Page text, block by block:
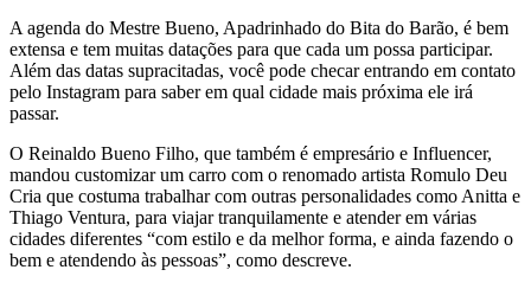
A agenda do Mestre Bueno, Apadrinhado do Bita do Barão, é bem
extensa e tem muitas datações para que cada um possa participar.
Além das datas supracitadas, você pode checar entrando em contato
pelo Instagram para saber em qual cidade mais próxima ele irá
passar.
O Reinaldo Bueno Filho, que também é empresário e Influencer,
mandou customizar um carro com o renomado artista Romulo Deu
Cria que costuma trabalhar com outras personalidades como Anitta e
Thiago Ventura, para viajar tranquilamente e atender em várias
cidades diferentes “com estilo e da melhor forma, e ainda fazendo o
bem e atendendo às pessoas”, como descreve.